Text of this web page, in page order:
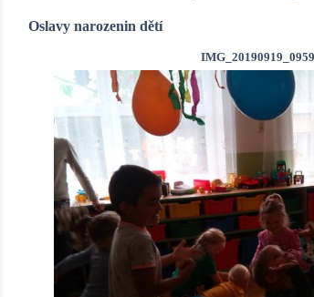
Oslavy narozenin dětí